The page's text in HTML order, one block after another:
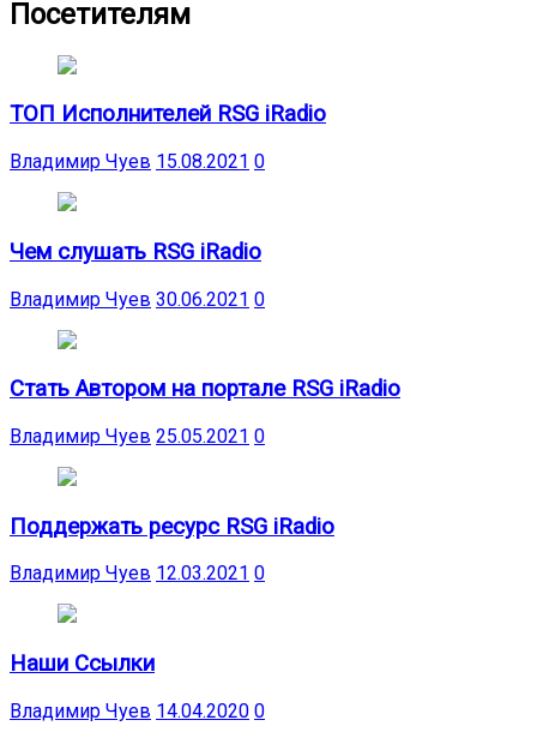
Посетителям
ТОП Исполнителей RSG iRadio
Владимир Чуев 15.08.2021 0
Чем слушать RSG iRadio
Владимир Чуев 30.06.2021 0
Стать Автором на портале RSG iRadio
Владимир Чуев 25.05.2021 0
Поддержать ресурс RSG iRadio
Владимир Чуев 12.03.2021 0
Наши Ссылки
Владимир Чуев 14.04.2020 0